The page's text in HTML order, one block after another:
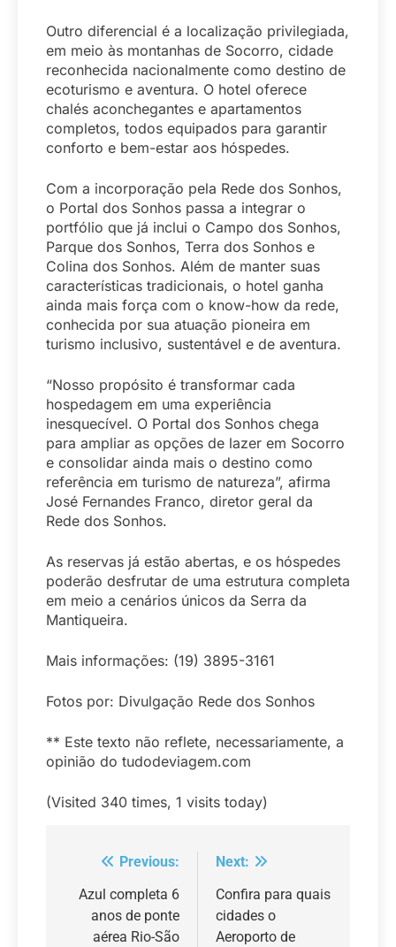
Outro diferencial é a localização privilegiada,
em meio às montanhas de Socorro, cidade
reconhecida nacionalmente como destino de
ecoturismo e aventura. O hotel oferece
chalés aconchegantes e apartamentos
completos, todos equipados para garantir
conforto e bem-estar aos hóspedes.
Com a incorporação pela Rede dos Sonhos,
o Portal dos Sonhos passa a integrar o
portfólio que já inclui o Campo dos Sonhos,
Parque dos Sonhos, Terra dos Sonhos e
Colina dos Sonhos. Além de manter suas
características tradicionais, o hotel ganha
ainda mais força com o know-how da rede,
conhecida por sua atuação pioneira em
turismo inclusivo, sustentável e de aventura.
“Nosso propósito é transformar cada
hospedagem em uma experiência
inesquecível. O Portal dos Sonhos chega
para ampliar as opções de lazer em Socorro
e consolidar ainda mais o destino como
referência em turismo de natureza”, afirma
José Fernandes Franco, diretor geral da
Rede dos Sonhos.
As reservas já estão abertas, e os hóspedes
poderão desfrutar de uma estrutura completa
em meio a cenários únicos da Serra da
Mantiqueira.
Mais informações: (19) 3895-3161
Fotos por: Divulgação Rede dos Sonhos
** Este texto não reflete, necessariamente, a
opinião do tudodeviagem.com
(Visited 340 times, 1 visits today)
Navegação
de
Post
Previous:
Azul completa 6
anos de ponte
aérea Rio-São
Next:
Confira para quais
cidades o
Aeroporto de